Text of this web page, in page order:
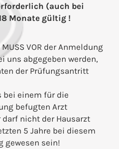
(auch bei
Monate gültig !
VOR der Anmeldung
uns abgegeben werden,
der Prüfungsantritt
bei einem für die
befugten Arzt
nicht der Hausarzt
5 Jahre bei diesem
gewesen sein!